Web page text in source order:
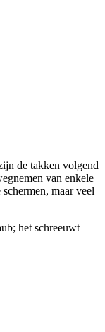
de takken volgend
van enkele
maar veel
het schreeuwt